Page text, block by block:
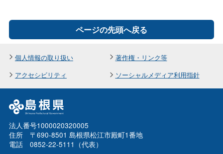
ページの先頭へ戻る
個人情報の取り扱い
著作権・リンク等
アクセシビリティ
ソーシャルメディア利用指針
法人番号1000020320005
住所 〒690-8501 島根県松江市殿町1番地
電話 0852-22-5111（代表）